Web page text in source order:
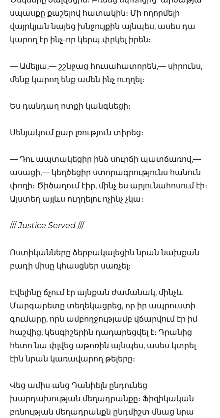
սպասքը քաշելով հատակին։ Մի ողորմելի
վայրկյան նայեց խնջույքին այնպես, ասես դա
կարող էր ինչ-որ կերպ փրկել իրեն։
— Ամելյա,— շշնջաց հուսահատորեն,— սիրունս,
մենք կարող ենք ամեն ինչ ուղղել։
Ես դանդաղ ոտքի կանգնեցի։
Սենյակում քար լռություն տիրեց։
— Դու ապտակեցիր ինձ սուրճի պատճառով,—
ասացի,— կեղծեցիր ստորագրությունս հանուն
փողի։ Ծիծաղում էիր, մինչ ես արյունահոսում էի։
Այստեղ այլևս ուղղելու ոչինչ չկա։
///Justice Served ///
Ոստիկանները ձերբակալեցին նրան նախքան
բադի միսը կհասցներ սառչել։
Էվելինը ճչում էր այնքան ժամանակ, մինչև
Մարգարետը տեղեկացրեց, որ իր ապրուստի
գումարը, որն ամբողջությամբ վճարվում էր իմ
հաշվից, կեսգիշերին դադարեցվել է։ Դրանից
հետո նա փլվեց աթոռին այնպես, ասես կտրել
էին նրան կառավարող թելերը։
Վեց ամիս անց Դանիելն ընդունեց
խարդախության մեղադրանքը։ Ֆիզիկական
բռնության մեղադրանքն ընդմիշտ մնաց նրա